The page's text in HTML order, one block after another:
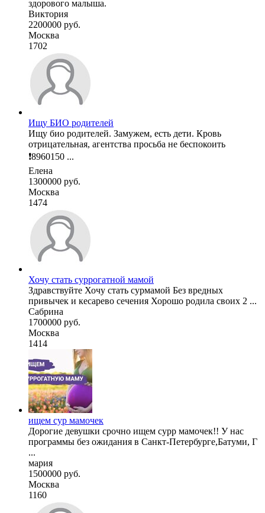
здорового малыша.
Виктория
2200000 руб.
Москва
1702
Ищу БИО родителей
Ищу био родителей. Замужем, есть дети. Кровь
отрицательная, агентства просьба не беспокоить
❗8960150 ...
Елена
1300000 руб.
Москва
1474
Хочу стать суррогатной мамой
Здравствуйте Хочу стать сурмамой Без вредных
привычек и кесарево сечения Хорошо родила своих 2 ...
Сабрина
1700000 руб.
Москва
1414
ищем сур мамочек
Дорогие девушки срочно ищем сурр мамочек!! У нас
программы без ожидания в Санкт-Петербурге,Батуми, Г
...
мария
1500000 руб.
Москва
1160